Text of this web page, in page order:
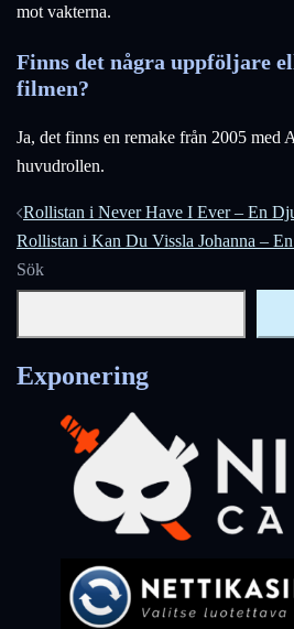
mot vakterna.
Finns det några uppföljare
filmen?
Ja, det finns en remake från 2005 med
huvudrollen.
Inläggsnavigering
Rollistan i Never Have I Ever – En
Rollistan i Kan Du Vissla Johanna –
Sök
Exponering